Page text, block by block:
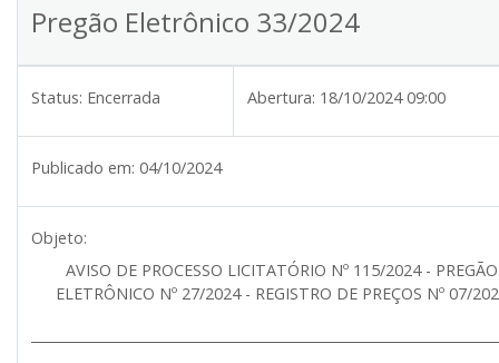
Pregão Eletrônico 33/2024
Status: Encerrada Abertura: 18/10/2024 09:00
Publicado em: 04/10/2024
Objeto:
AVISO DE PROCESSO LICITATÓRIO Nº 115/2024 - PREGÃO
ELETRÔNICO Nº 27/2024 - REGISTRO DE PREÇOS Nº 07/